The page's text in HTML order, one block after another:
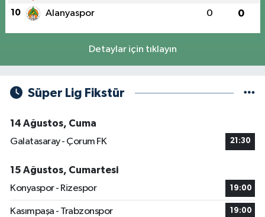
10 Alanyaspor 0 0
Detaylar için tıklayın
Süper Lig Fikstür
14 Ağustos, Cuma
Galatasaray - Çorum FK
21:30
15 Ağustos, Cumartesi
Konyaspor - Rizespor
19:00
Kasımpaşa - Trabzonspor 19:00